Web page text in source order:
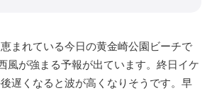
まれている今日の黄金崎公園ビーチで
風が強まる予報が出ています。終日イケ
遅くなると波が高くなりそうです。早